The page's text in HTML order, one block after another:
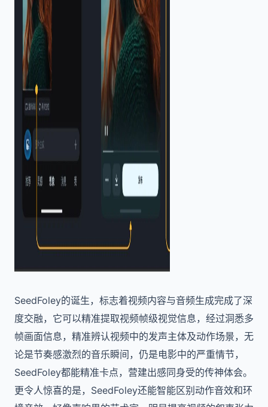
SeedFoley的诞生，标志着视频内容与音频生成完成了深
度交融，它可以精准提取视频帧级视觉信息，经过洞悉多
帧画面信息，精准辨认视频中的发声主体及动作场景，无
论是节奏感激烈的音乐瞬间，仍是电影中的严重情节，
SeedFoley都能精准卡点，营建出感同身受的传神体会。
更令人惊喜的是，SeedFoley还能智能区别动作音效和环